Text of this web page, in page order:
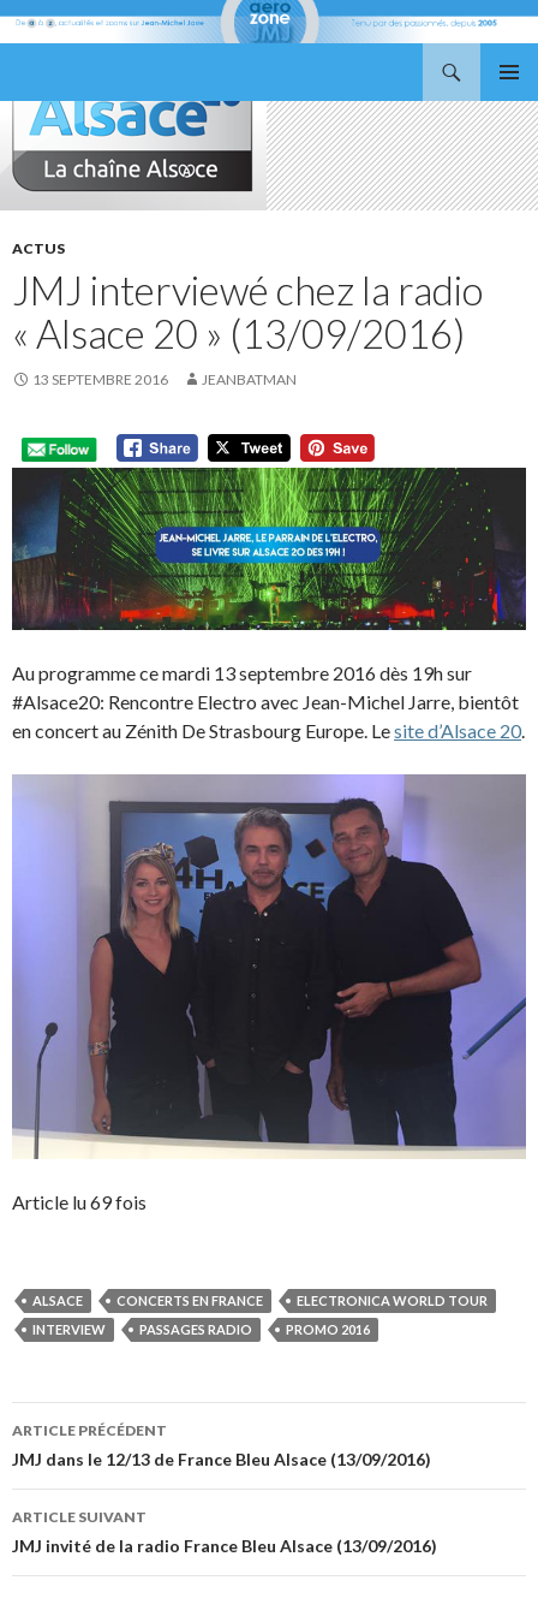
MENU
AU
CONTENU
ACTUS
JMJ interviewé chez la radio
« Alsace 20 » (13/09/2016)
13 SEPTEMBRE 2016 JEANBATMAN
Au programme ce mardi 13 septembre 2016 dès 19h sur
#Alsace20: Rencontre Electro avec Jean-Michel Jarre, bientôt
en concert au Zénith De Strasbourg Europe. Lesite d’Alsace 20
Article lu 69 fois
ALSACE CONCERTS EN FRANCE
ELECTRONICA WORLD TOUR
INTERVIEW
PASSAGES RADIO PROMO 2016
Navigation
des
articles
ARTICLE PRÉCÉDENT
JMJ dans le 12/13 de France Bleu Alsace (13/09/2016)
ARTICLE SUIVANT
JMJ invité de la radio France Bleu Alsace (13/09/2016)